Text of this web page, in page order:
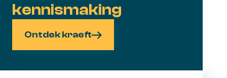
kennismaking
Ontdek kraeft